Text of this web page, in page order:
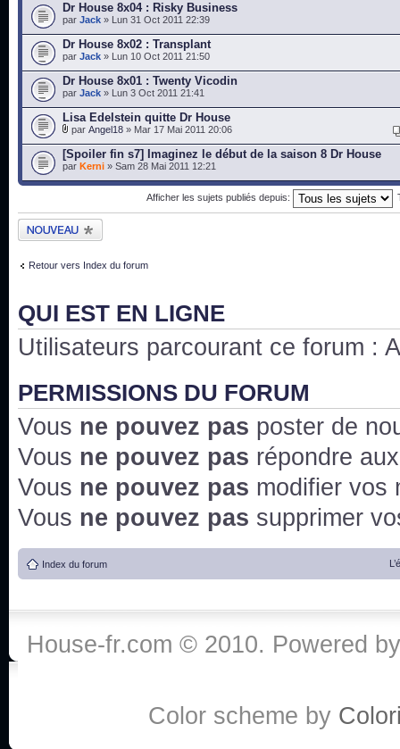
Dr House 8x04 : Risky Business
par Jack » Lun 31 Oct 2011 22:39
Dr House 8x02 : Transplant
par Jack » Lun 10 Oct 2011 21:50
Dr House 8x01 : Twenty Vicodin
par Jack » Lun 3 Oct 2011 21:41
Lisa Edelstein quitte Dr House
par Angel18 » Mar 17 Mai 2011 20:06
[Spoiler fin s7] Imaginez le début de la saison 8 Dr House
par Kerni » Sam 28 Mai 2011 12:21
Afficher les sujets publiés depuis:
Publier un nouveau
sujet
Retour vers Index du forum
QUI EST EN LIGNE
Utilisateurs parcourant ce forum :
PERMISSIONS DU FORUM
Vous ne pouvez pas poster de
Vous ne pouvez pas répondre
Vous ne pouvez pas modifier vos
Vous ne pouvez pas supprimer
Index du forum
House-fr.com © 2010. Powered
Color scheme by